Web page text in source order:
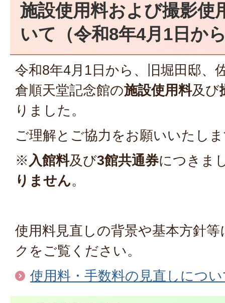
施設使用料および撮影使
いて（令和8年4月1日か
令和8年4月1日から、旧堀田邸、
倉順天堂記念館の施設使用料及び
りました。
ご理解とご協力をお願いいたし
※ 入館料及び3館共通券につきま
りません。
使用料見直しの背景や基本方針
クをご覧ください。
使用料・手数料の見直しにつ